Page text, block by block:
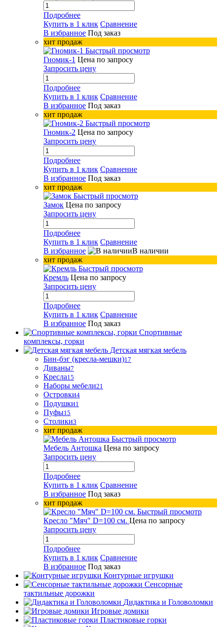
Подробнее
Купить в 1 клик Сравнение
В избранное Под заказ
хит продаж
Быстрый просмотр
Гномик-1 Цена по запросу
Запросить цену
Подробнее
Купить в 1 клик Сравнение
В избранное Под заказ
хит продаж
Быстрый просмотр
Гномик-2 Цена по запросу
Запросить цену
Подробнее
Купить в 1 клик Сравнение
В избранное Под заказ
хит продаж
Быстрый просмотр
Замок Цена по запросу
Запросить цену
Подробнее
Купить в 1 клик Сравнение
В избранное
В наличии
хит продаж
Быстрый просмотр
Кремль Цена по запросу
Запросить цену
Подробнее
Купить в 1 клик Сравнение
В избранное Под заказ
Спортивные
комплексы, горки
Детская мягкая мебель
Бин-бэг (кресла-мешки)17
Диваны7
Кресла15
Наборы мебели21
Островки4
Подушки1
Пуфы15
Столики3
хит продаж
Быстрый просмотр
Мебель Антошка Цена по запросу
Запросить цену
Подробнее
Купить в 1 клик Сравнение
В избранное Под заказ
хит продаж
Быстрый просмотр
Кресло "Мяч" D=100 см. Цена по запросу
Запросить цену
Подробнее
Купить в 1 клик Сравнение
В избранное Под заказ
Контурные игрушки
Сенсорные
тактильные дорожки
Дидактика и Головоломки
Игровые домики
Пластиковые горки